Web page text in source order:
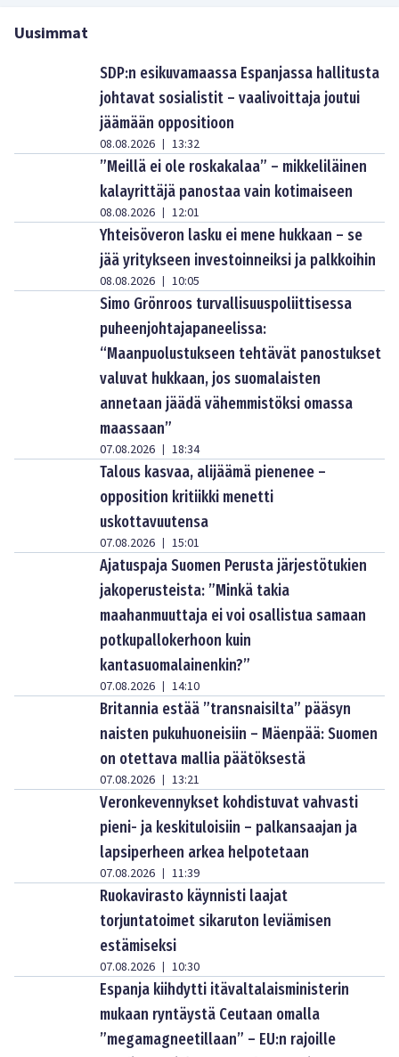
Uusimmat
SDP:n esikuvamaassa Espanjassa hallitusta
johtavat sosialistit – vaalivoittaja joutui
jäämään oppositioon
08.08.2026 | 13:32
”Meillä ei ole roskakalaa” – mikkeliläinen
kalayrittäjä panostaa vain kotimaiseen
08.08.2026 | 12:01
Yhteisöveron lasku ei mene hukkaan – se
jää yritykseen investoinneiksi ja palkkoihin
08.08.2026 | 10:05
Simo Grönroos turvallisuuspoliittisessa
puheenjohtajapaneelissa:
“Maanpuolustukseen tehtävät panostukset
valuvat hukkaan, jos suomalaisten
annetaan jäädä vähemmistöksi omassa
maassaan”
07.08.2026 | 18:34
Talous kasvaa, alijäämä pienenee –
opposition kritiikki menetti
uskottavuutensa
07.08.2026 | 15:01
Ajatuspaja Suomen Perusta järjestötukien
jakoperusteista: ”Minkä takia
maahanmuuttaja ei voi osallistua samaan
potkupallokerhoon kuin
kantasuomalainenkin?”
07.08.2026 | 14:10
Britannia estää ”transnaisilta” pääsyn
naisten pukuhuoneisiin – Mäenpää: Suomen
on otettava mallia päätöksestä
07.08.2026 | 13:21
Veronkevennykset kohdistuvat vahvasti
pieni- ja keskituloisiin – palkansaajan ja
lapsiperheen arkea helpotetaan
07.08.2026 | 11:39
Ruokavirasto käynnisti laajat
torjuntatoimet sikaruton leviämisen
estämiseksi
07.08.2026 | 10:30
Espanja kiihdytti itävaltalaisministerin
mukaan ryntäystä Ceutaan omalla
”megamagneetillaan” – EU:n rajoille